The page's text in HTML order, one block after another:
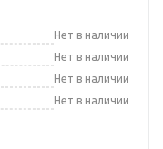
Нет в наличии
Нет в наличии
Нет в наличии
Нет в наличии